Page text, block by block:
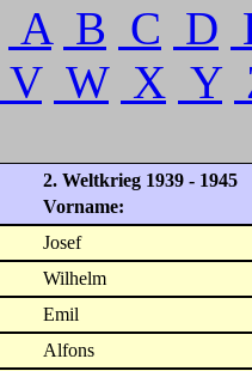
A B C D
V W X Y
2. Weltkrieg 1939 - 1945
Vorname:
Josef
Wilhelm
Emil
Alfons